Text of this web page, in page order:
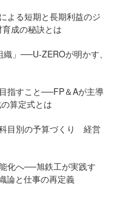
よる短期と長期利益のジ
成の秘訣とは
」──U-ZEROが明かす、
指すこと──FP＆Aが主導
算定式とは
目別の予算づくり 経営
化へ──旭鉄工が実践す
論と仕事の再定義